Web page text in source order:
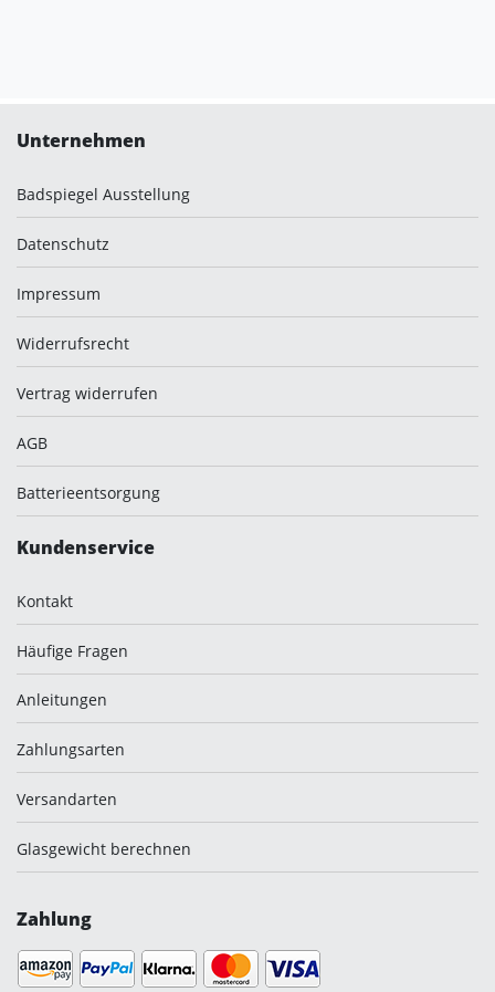
Unternehmen
Badspiegel Ausstellung
Datenschutz
Impressum
Widerrufsrecht
Vertrag widerrufen
AGB
Batterieentsorgung
Kundenservice
Kontakt
Häufige Fragen
Anleitungen
Zahlungsarten
Versandarten
Glasgewicht berechnen
Zahlung